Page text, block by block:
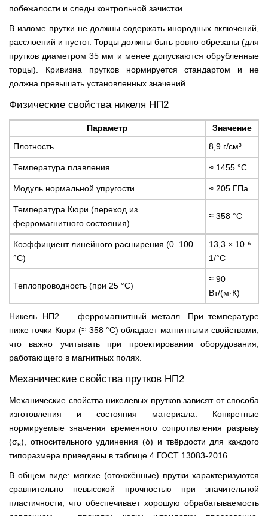
побежалости и следы контрольной зачистки.
В изломе прутки не должны содержать инородных включений,
расслоений и пустот. Торцы должны быть ровно обрезаны (для
прутков диаметром 35 мм и менее допускаются обрубленные
торцы). Кривизна прутков нормируется стандартом и не
должна превышать установленных значений.
Физические свойства никеля НП2
Параметр
Значение
Плотность
8,9 г/см³
Температура плавления ≈ 1455 °C
Модуль нормальной упругости ≈ 205 ГПа
Температура Кюри (переход из
ферромагнитного состояния)
≈ 358 °C
Коэффициент линейного расширения (0–100
°C)
13,3 × 10⁻⁶
1/°C
Теплопроводность (при 25 °C)
≈ 90
Вт/(м·К)
Никель НП2 — ферромагнитный металл. При температуре
ниже точки Кюри (≈ 358 °C) обладает магнитными свойствами,
что важно учитывать при проектировании оборудования,
работающего в магнитных полях.
Механические свойства прутков НП2
Механические свойства никелевых прутков зависят от способа
изготовления и состояния материала. Конкретные
нормируемые значения временного сопротивления разрыву
(σв), относительного удлинения (δ) и твёрдости для каждого
типоразмера приведены в таблице 4 ГОСТ 13083-2016.
В общем виде: мягкие (отожжённые) прутки характеризуются
сравнительно невысокой прочностью при значительной
пластичности, что обеспечивает хорошую обрабатываемость